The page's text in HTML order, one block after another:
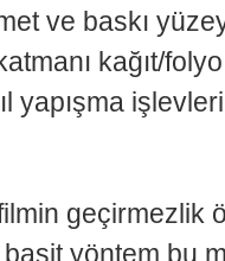
ve baskı
kağıt/
yapışma
geçirmezlik
yöntem,bu